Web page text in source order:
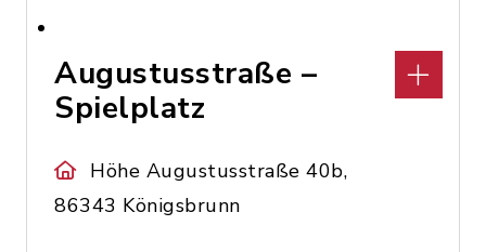
Augustusstraße –
Spielplatz
Höhe Augustusstraße 40b,
86343 Königsbrunn